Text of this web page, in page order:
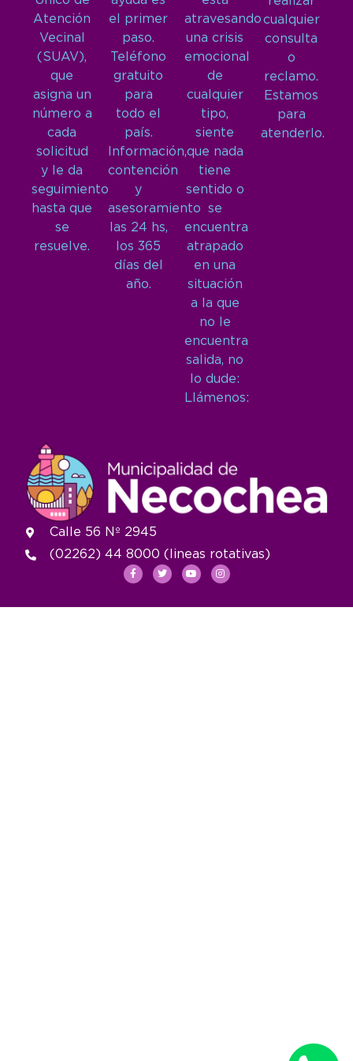
Atención
Vecinal
(SUAV),
que
asigna un
número a
cada
solicitud
y le da
seguimiento
hasta que
se
resuelve.
el primer
paso.
Teléfono
gratuito
para
todo el
país.
Información,
contención
y
asesoramiento
las 24 hs,
los 365
días del
año.
atravesando
una crisis
emocional
de
cualquier
tipo,
siente
que nada
tiene
sentido o
se
encuentra
atrapado
en una
situación
a la que
no le
encuentra
salida, no
lo dude:
Llámenos:
cualquier
consulta
o
reclamo.
Estamos
para
atenderlo.
Calle 56 Nº 2945
(02262) 44 8000 (lineas rotativas)